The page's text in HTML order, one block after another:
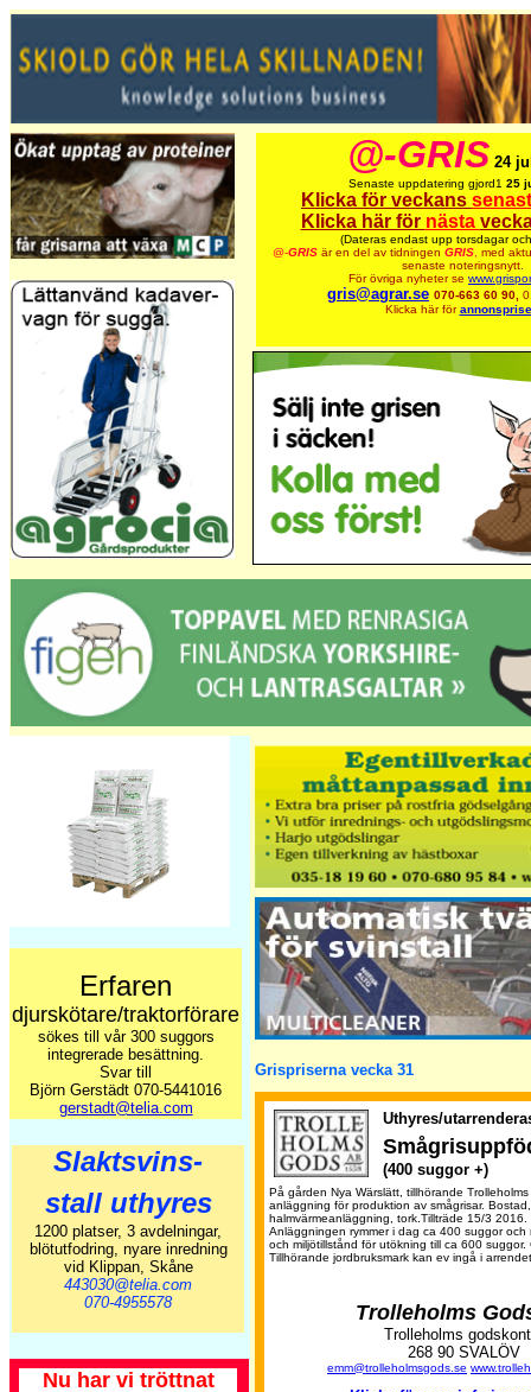
@-GRIS 24
Senaste uppdatering gjord1 25
Klicka för veckans
Klicka här för nästa
(Dateras endast upp torsdagar
@-GRIS är en del av tidningen GRIS, med
senaste noteringsnytt.
För övriga nyheter se
gris@agrar.se 070-663 60 90,
Klicka här för
Erfaren
djurskötare/traktorförare
sökes till vår 300 suggors
integrerade besättning.
Svar till
Björn Gerstädt 070-5441016
gerstadt@telia.com
Slaktsvins-
stall uthyres
1200 platser, 3 avdelningar,
blötutfodring, nyare inredning
vid Klippan, Skåne
443030@telia.com
070-4955578
Nu har vi tröttnat
Grispriserna vecka 31
Uthyres/
(400 suggor +)
På gården Nya Wärslätt, tillhörande
anläggning för produktion av smågrisar. Bostad,
halmvärmeanläggning, tork.Tillträde 15/3 2016.
Anläggningen rymmer i dag ca 400 suggor och
och miljötillstånd för utökning till ca 600
Tillhörande jordbruksmark kan ev ingå i
Trolleholms
Trolleholms
268 90 SVALÖV
emm@trolleholmsgods.se